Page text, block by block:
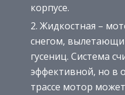
корпусе.
Жидкостная –
снегом,
гусениц. Система
эффективной, но в
трассе мотор